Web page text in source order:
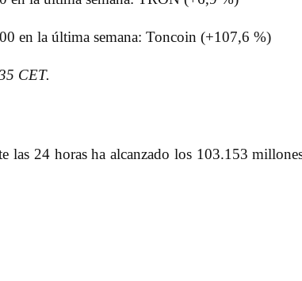
en la última semana: Toncoin (+107,6 %)
CET.
las 24 horas ha alcanzado los 103.153